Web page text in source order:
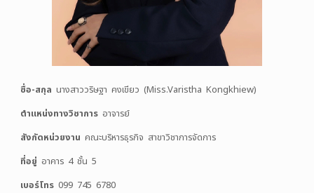
ชื่อ-สกุล นางสาววริษฐา คงเขียว (Miss.Varistha Kongkhiew)
ตำแหน่งทางวิชาการ อาจารย์
สังกัดหน่วยงาน คณะบริหารธุรกิจ สาขาวิชาการจัดการ
ที่อยู่ อาคาร 4 ชั้น 5
เบอร์โทร 099 745 6780